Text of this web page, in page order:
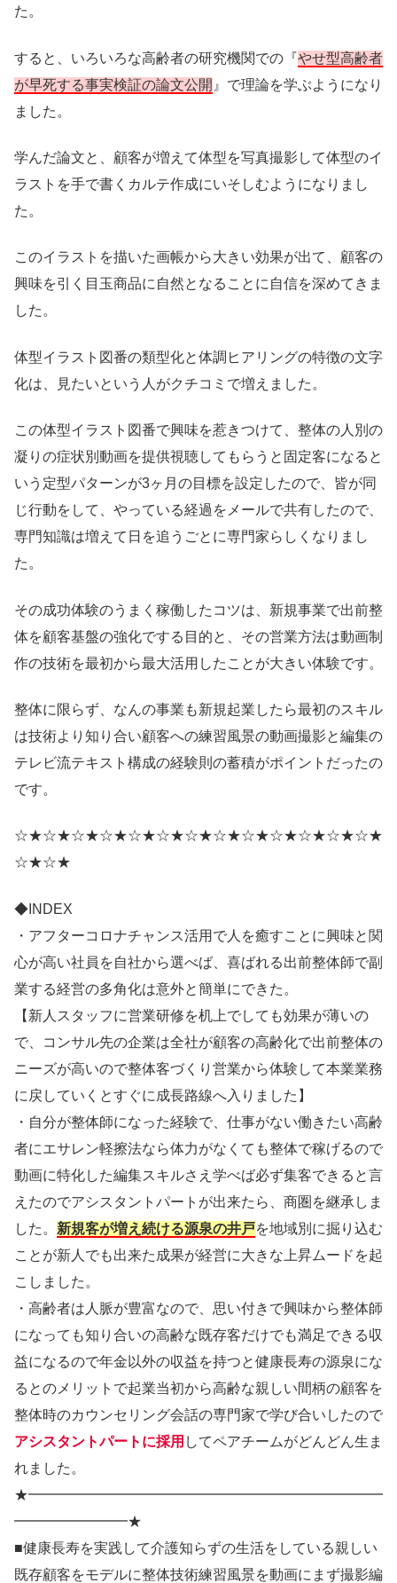
た。
すると、いろいろな高齢者の研究機関での『やせ型高齢者
が早死する事実検証の論文公開 』で理論を学ぶようになり
ました。
学んだ論文と、顧客が増えて体型を写真撮影して体型のイ
ラストを手で書くカルテ作成にいそしむようになりまし
た。
このイラストを描いた画帳から大きい効果が出て、顧客の
興味を引く目玉商品に自然となることに自信を深めてきま
した。
体型イラスト図番の類型化と体調ヒアリングの特徴の文字
化は、見たいという人がクチコミで増えました。
この体型イラスト図番で興味を惹きつけて、整体の人別の
凝りの症状別動画を提供視聴してもらうと固定客になると
いう定型パターンが3ヶ月の目標を設定したので、皆が同
じ行動をして、やっている経過をメールで共有したので、
専門知識は増えて日を追うごとに専門家らしくなりまし
た。
その成功体験のうまく稼働したコツは、新規事業で出前整
体を顧客基盤の強化でする目的と、その営業方法は動画制
作の技術を最初から最大活用したことが大きい体験です。
整体に限らず、なんの事業も新規起業したら最初のスキル
は技術より知り合い顧客への練習風景の動画撮影と編集の
テレビ流テキスト構成の経験則の蓄積がポイントだったの
です。
☆★☆★☆★☆★☆★☆★☆★☆★☆★☆★☆★☆★☆★
☆★☆★
◆INDEX
・アフターコロナチャンス活用で人を癒すことに興味と関
心が高い社員を自社から選べば、喜ばれる出前整体師で副
業する経営の多角化は意外と簡単にできた。
【新人スタッフに営業研修を机上でしても効果が薄いの
で、コンサル先の企業は全社が顧客の高齢化で出前整体の
ニーズが高いので整体客づくり営業から体験して本業業務
に戻していくとすぐに成長路線へ入りました】
・自分が整体師になった経験で、仕事がない働きたい高齢
者にエサレン軽擦法なら体力がなくても整体で稼げるので
動画に特化した編集スキルさえ学べば必ず集客できると言
えたのでアシスタントパートが出来たら、商圏を継承しま
した。 新規客が増え続ける源泉の井戸を地域別に掘り込む
ことが新人でも出来た成果が経営に大きな上昇ムードを起
こしました。
・高齢者は人脈が豊富なので、思い付きで興味から整体師
になっても知り合いの高齢な既存客だけでも満足できる収
益になるので年金以外の収益を持つと健康長寿の源泉にな
るとのメリットで起業当初から高齢な親しい間柄の顧客を
整体時のカウンセリング会話の専門家で学び合いしたので
アシスタントパートに採用 してペアチームがどんどん生ま
れました。
★━━━━━━━━━━━━━━━━━━━━━━━━━
━━━━━━━━★
■健康長寿を実践して介護知らずの生活をしている親しい
既存顧客をモデルに整体技術練習風景を動画にまず撮影編